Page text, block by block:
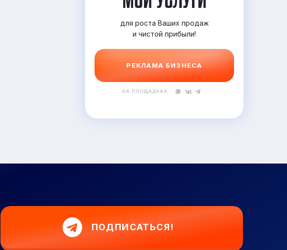
для роста Ваших продаж
и чистой прибыли!
РЕКЛАМА БИЗНЕСА
НА ПЛОЩАДКАХ:
ПОДПИСАТЬСЯ!